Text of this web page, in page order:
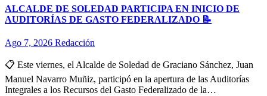
ALCALDE DE SOLEDAD PARTICIPA EN INICIO DE
AUDITORÍAS DE GASTO FEDERALIZADO 📝
Ago 7, 2026 Redacción
📋 Este viernes, el Alcalde de Soledad de Graciano Sánchez, Juan
Manuel Navarro Muñiz, participó en la apertura de las Auditorías
Integrales a los Recursos del Gasto Federalizado de la…